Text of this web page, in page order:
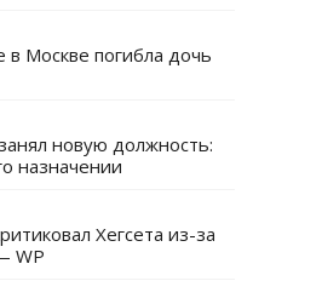
Москве погибла дочь
новую должность:
назначении
Хегсета из-за
WP